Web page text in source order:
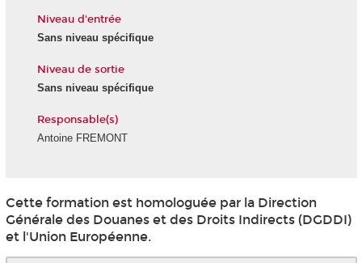
Niveau d'entrée
Sans niveau spécifique
Niveau de sortie
Sans niveau spécifique
Responsable(s)
Antoine FREMONT
Cette formation est homologuée par la Direction
Générale des Douanes et des Droits Indirects (DGDDI)
et l'Union Européenne.